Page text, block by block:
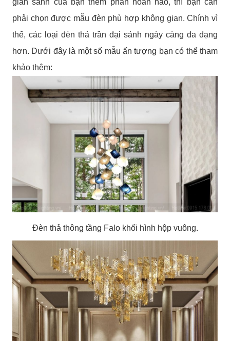
phải chọn được mẫu đèn phù hợp không gian. Chính vì
thế, các loại đèn thả trần đại sảnh ngày càng đa dạng
hơn. Dưới đây là một số mẫu ấn tượng bạn có thể tham
khảo thêm:
Đèn thả thông tầng Falo khối hình hộp vuông.